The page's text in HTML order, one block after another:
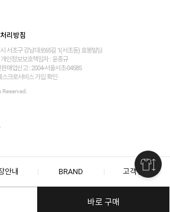
바로 구매
리방침
서초구 강남대로65길 1(서초동) 효봉빌딩
개인정보보호책임자 : 윤종규
판매업신고 : 2004-서울서초-04585
스크로서비스 가입 확인
안내 BRAND 고객센터